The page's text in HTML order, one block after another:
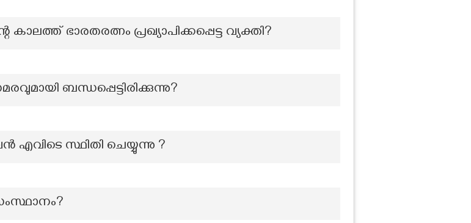
ഭാരതരത്നം പ്രഖ്യാപിക്കപ്പെട്ട വ്യക്തി?
ബന്ധപ്പെട്ടിരിക്കുന്നു?
എവിടെ സ്ഥിതി ചെയ്യുന്നു ?